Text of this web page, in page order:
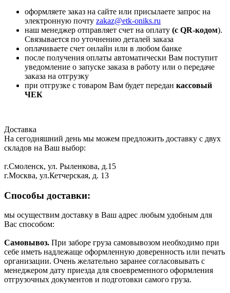
оформляете заказ на сайте или присылаете запрос на
электронную почту zakaz@etk-oniks.ru
наш менеджер отправляет счет на оплату (с QR-кодом).
Связывается по уточнению деталей заказа
оплачиваете счет онлайн или в любом банке
после получения оплаты автоматически Вам поступит
уведомление о запуске заказа в работу или о передаче
заказа на отгрузку
при отгрузке с товаром Вам будет передан кассовый
ЧЕК
Доставка
На сегодняшний день мы можем предложить доставку с двух
складов на Ваш выбор:
г.Смоленск, ул. Рыленкова, д.15
г.Москва, ул.Кетчерская, д. 13
Способы доставки:
мы осуществим доставку в Ваш адрес любым удобным для
Вас способом:
Самовывоз. При заборе груза самовывозом необходимо при
себе иметь надлежаще оформленную доверенность или печать
организации. Очень желательно заранее согласовывать с
менеджером дату приезда для своевременного оформления
отгрузочных документов и подготовки самого груза.